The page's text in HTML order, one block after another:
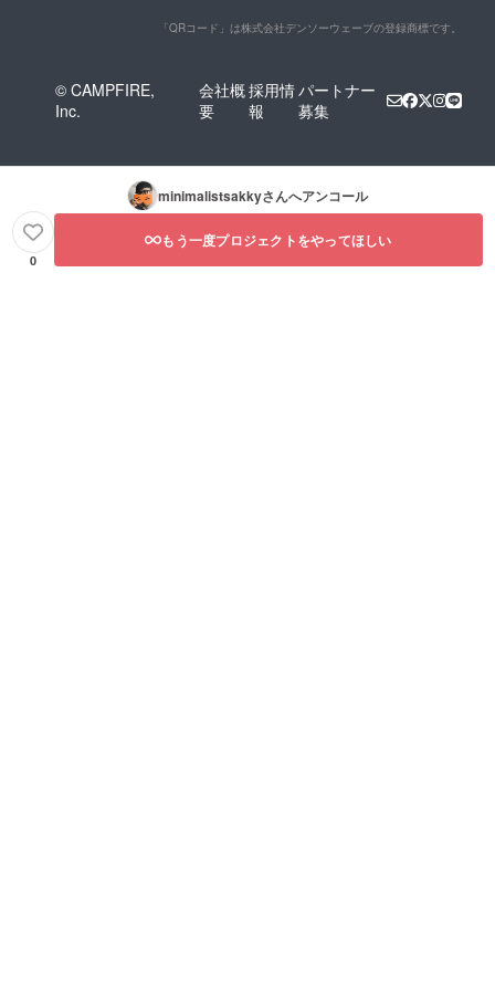
「QRコード」は株式会社デンソーウェーブの登録商標です。
© CAMPFIRE,
Inc.
会社概
要
採用情
報
パートナー
募集
minimalistsakkyさんへアンコール
0
もう一度プロジェクトをやってほしい